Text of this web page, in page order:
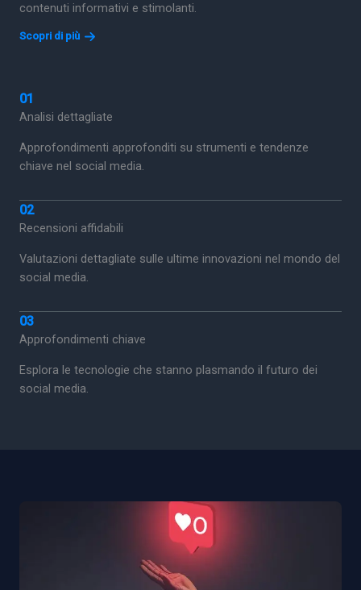
contenuti informativi e stimolanti.
Scopri di più
01
Analisi dettagliate
Approfondimenti approfonditi su strumenti e tendenze
chiave nel social media.
02
Recensioni affidabili
Valutazioni dettagliate sulle ultime innovazioni nel mondo del
social media.
03
Approfondimenti chiave
Esplora le tecnologie che stanno plasmando il futuro dei
social media.